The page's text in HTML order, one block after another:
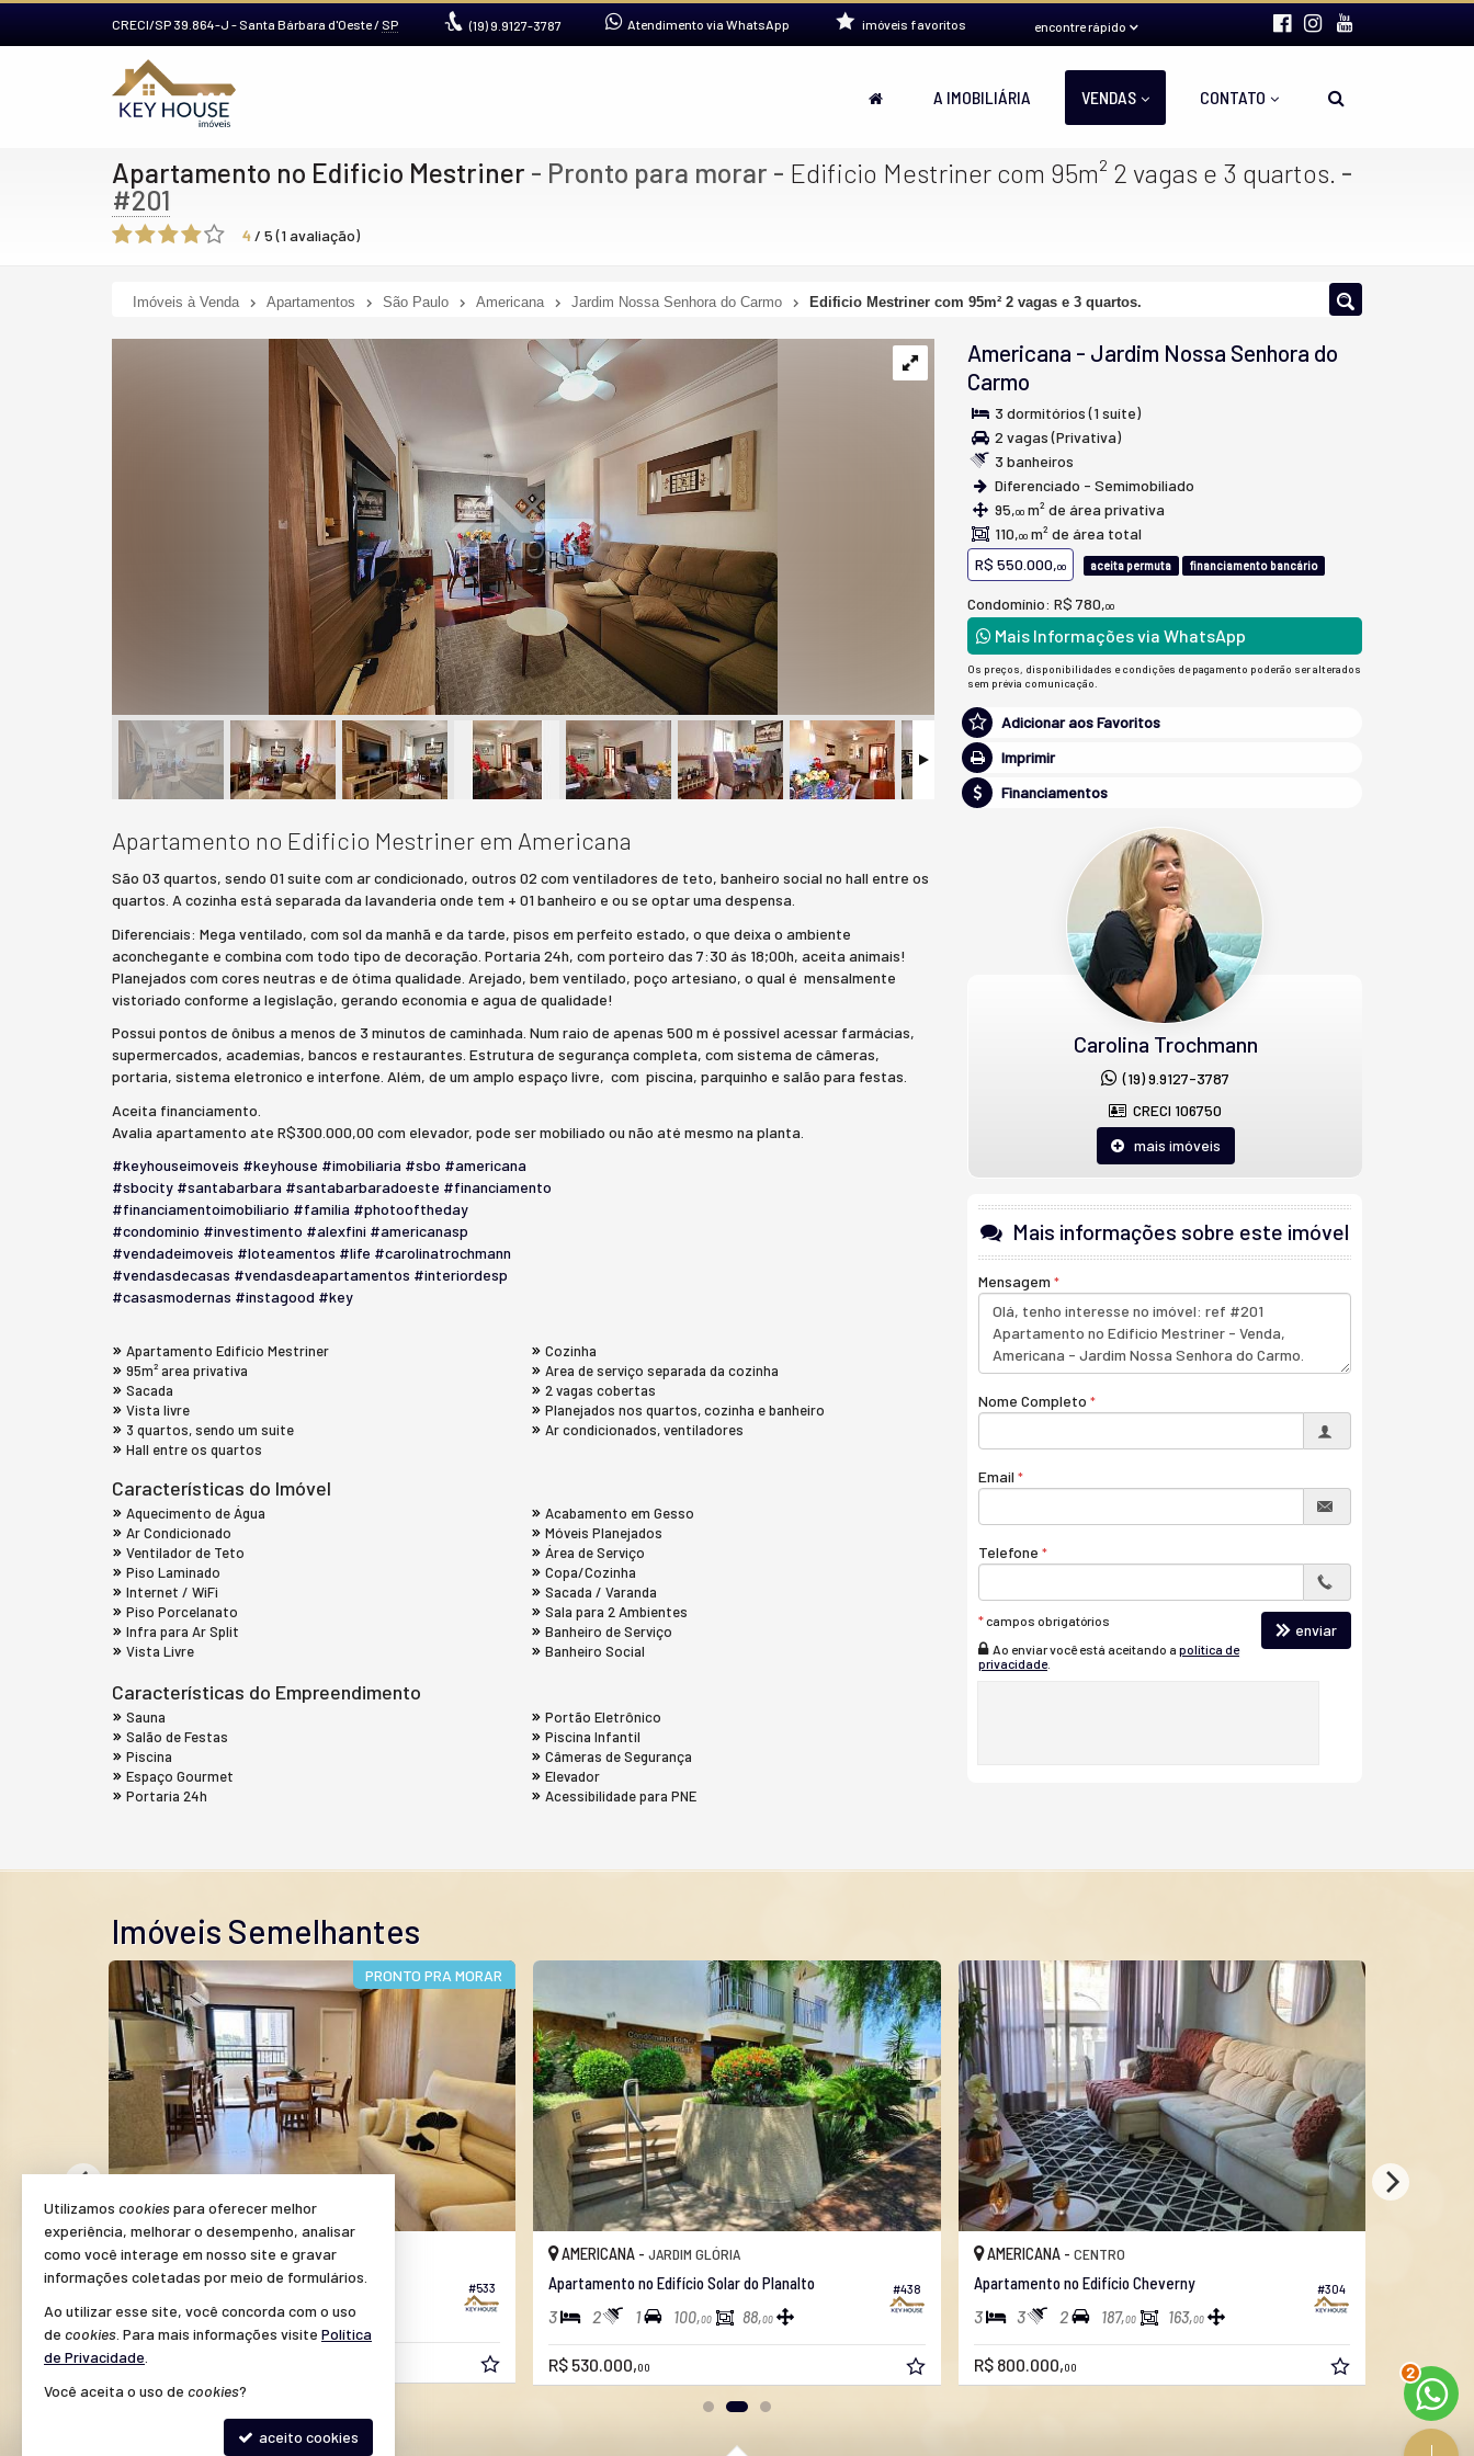
CRECI/SP 39.864-J - Santa Bárbara d'Oeste / SP (19)9.9127-3787 Atendimento via WhatsApp encontre rápido
imóveis favoritos
A IMOBILIÁRIA VENDAS CONTATO
Apartamento no Edificio Mestriner - Pronto para morar - Edificio Mestriner com 95m² 2 vagas e 3 quartos. -
#201
4 / 5(1 avaliação)
Imóveis à Venda Apartamentos São Paulo Americana Jardim Nossa Senhora do Carmo Edificio Mestriner com 95m² 2 vagas e 3 quartos.
Americana - Jardim Nossa Senhora do
Carmo
3 dormitórios (1 suíte)
2 vagas (Privativa)
3 banheiros
Diferenciado - Semimobiliado
95,00 m² de área privativa
110,00 m² de área total
R$ 550.000,00 aceita permuta financiamento bancário
Condomínio: R$ 780,00
Mais Informações via WhatsApp
Os preços, disponibilidades e condições de pagamento poderão ser alterados
sem prévia comunicação.
Adicionar aos Favoritos
Imprimir
Financiamentos
Apartamento no Edificio Mestriner em Americana
São 03 quartos, sendo 01 suite com ar condicionado, outros 02 com ventiladores de teto, banheiro social no hall entre os
quartos. A cozinha está separada da lavanderia onde tem + 01 banheiro e ou se optar uma despensa.
Diferenciais: Mega ventilado, com sol da manhã e da tarde, pisos em perfeito estado, o que deixa o ambiente
aconchegante e combina com todo tipo de decoração. Portaria 24h, com porteiro das 7:30 ás 18;00h, aceita animais!
Planejados com cores neutras e de ótima qualidade. Arejado, bem ventilado, poço artesiano, o qual é mensalmente
vistoriado conforme a legislação, gerando economia e agua de qualidade!
Possui pontos de ônibus a menos de 3 minutos de caminhada. Num raio de apenas 500 m é possível acessar farmácias,
supermercados, academias, bancos e restaurantes. Estrutura de segurança completa, com sistema de câmeras,
portaria, sistema eletronico e interfone. Além, de um amplo espaço livre, com piscina, parquinho e salão para festas.
Aceita financiamento.
Avalia apartamento ate R$300.000,00 com elevador, pode ser mobiliado ou não até mesmo na planta.
#keyhouseimoveis #keyhouse #imobiliaria #sbo #americana
#sbocity #santabarbara #santabarbaradoeste #financiamento
#financiamentoimobiliario #familia #photooftheday
#condominio #investimento #alexfini #americanasp
#vendadeimoveis #loteamentos #life #carolinatrochmann
#vendasdecasas #vendasdeapartamentos #interiordesp
#casasmodernas #instagood #key
Apartamento Edificio Mestriner
95m² area privativa
Sacada
Vista livre
3 quartos, sendo um suite
Hall entre os quartos
Cozinha
Area de serviço separada da cozinha
2 vagas cobertas
Planejados nos quartos, cozinha e banheiro
Ar condicionados, ventiladores
Características do Imóvel
Aquecimento de Água
Ar Condicionado
Ventilador de Teto
Piso Laminado
Internet / WiFi
Piso Porcelanato
Infra para Ar Split
Vista Livre
Acabamento em Gesso
Móveis Planejados
Área de Serviço
Copa/Cozinha
Sacada / Varanda
Sala para 2 Ambientes
Banheiro de Serviço
Banheiro Social
Características do Empreendimento
Sauna
Salão de Festas
Piscina
Espaço Gourmet
Portaria 24h
Portão Eletrônico
Piscina Infantil
Câmeras de Segurança
Elevador
Acessibilidade para PNE
Carolina Trochmann
(19) 9.9127-3787
CRECI 106750
mais imóveis
Mais informações sobre este imóvel
Mensagem
Nome Completo
Email
Telefone
*campos obrigatórios
Ao enviar você está aceitando a política de
privacidade.
enviar
Imóveis Semelhantes
PRONTO PRA MORAR
#533
AMERICANA -JARDIM DONA JUDITH
Apartamento no Residencial Esmeralda
3 3 2 101,00
a partir de
#438
AMERICANA -JARDIM GLÓRIA
Apartamento no Edifício Solar do Planalto
3 2 1 100,00 88,00
R$ 530.000,00
#304
AMERICANA - CENTRO
Apartamento no Edifício Cheverny
3 3 2 187,00 163,00
R$ 800.000,00 R$
2
Utilizamos cookiespara oferecer melhor
experiência, melhorar o desempenho, analisar
como você interage em nosso site e gravar
informações coletadas por meio de formulários.
Ao utilizar esse site, você concorda com o uso
de cookies . Para mais informações visite Política
de Privacidade
Você aceita o uso de cookies?
aceito cookies